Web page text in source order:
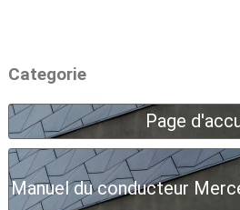
Categorie
Page
Manuel du conducteur